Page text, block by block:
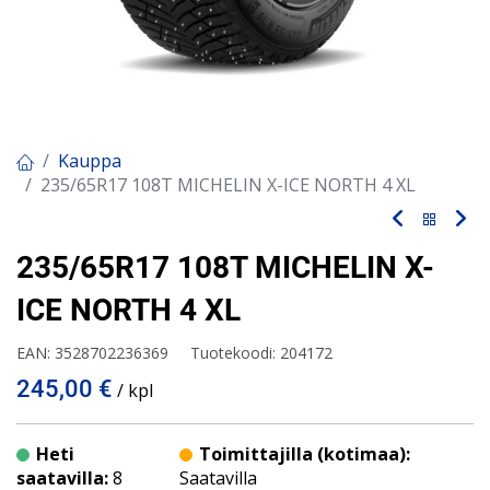
Kauppa
235/65R17 108T MICHELIN X-ICE NORTH 4 XL
235/65R17 108T MICHELIN X-
ICE NORTH 4 XL
EAN: 3528702236369 Tuotekoodi: 204172
245,00 € / kpl
Heti
saatavilla:8
Toimittajilla (kotimaa):
Saatavilla